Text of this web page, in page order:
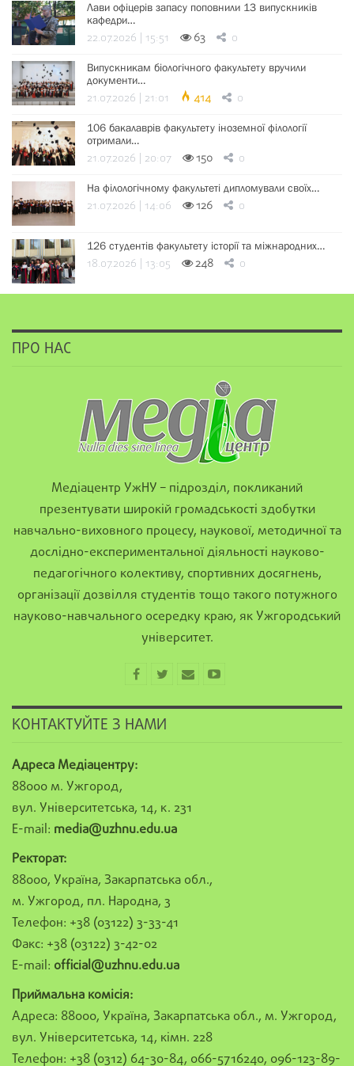
Лави офіцерів запасу поповнили 13 випускників
кафедри…
22.07.2026 | 15:51 63 0
Випускникам біологічного факультету вручили
документи…
21.07.2026 | 21:01 414 0
106 бакалаврів факультету іноземної філології
отримали…
21.07.2026 | 20:07 150 0
На філологічному факультеті дипломували своїх…
21.07.2026 | 14:06 126 0
126 студентів факультету історії та міжнародних…
18.07.2026 | 13:05 248 0
ПРО НАС
Медіацентр УжНУ – підрозділ, покликаний
презентувати широкій громадськості здобутки
навчально-виховного процесу, наукової, методичної та
дослідно-експериментальної діяльності науково-
педагогічного колективу, спортивних досягнень,
організації дозвілля студентів тощо такого потужного
науково-навчального осередку краю, як Ужгородський
університет.
КОНТАКТУЙТЕ З НАМИ
Адреса Медіацентру:
88000 м. Ужгород,
вул. Університетська, 14, к. 231
E-mail: media@uzhnu.edu.ua
Ректорат:
88000, Україна, Закарпатська обл.,
м. Ужгород, пл. Народна, 3
Телефон: +38 (03122) 3-33-41
Факс: +38 (03122) 3-42-02
E-mail: official@uzhnu.edu.ua
Приймальна комісія:
Адреса: 88000, Україна, Закарпатська обл., м. Ужгород,
вул. Університетська, 14, кімн. 228
Телефон: +38 (0312) 64-30-84, 066-5716240, 096-123-89-